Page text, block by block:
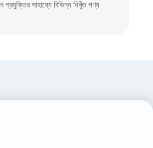
প্রযুক্তির সাহায্যে বিভিন্ন নিখুঁত পণ্য